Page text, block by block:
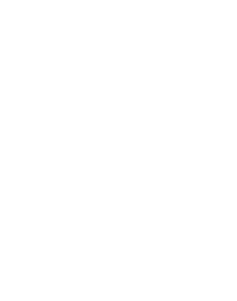
Bitello, jogador em
com o Botafogo, rebate
russo